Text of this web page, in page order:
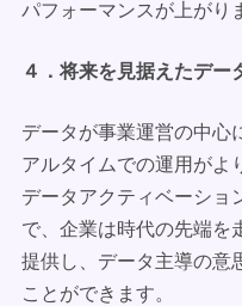
パフォーマンスが上がり
４．将来を見据えたデー
データが事業運営の中心
アルタイムでの運用がよ
データアクティベーショ
で、企業は時代の先端を
提供し、データ主導の意
ことができます。